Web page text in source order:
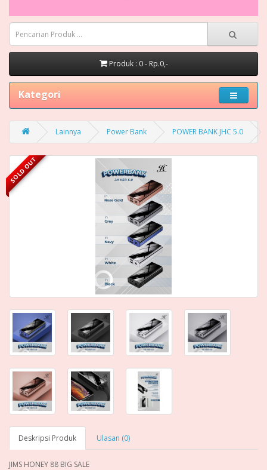
Produk : 0 - Rp.0,-
Kategori
Lainnya Power Bank POWER BANK JHC 5.0
SOLD OUT
Deskripsi Produk Ulasan (0)
JIMS HONEY 88 BIG SALE